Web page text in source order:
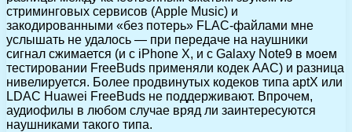
стриминговых сервисов (Apple Music) и
закодированными «без потерь» FLAC-файлами мне
услышать не удалось — при передаче на наушники
сигнал сжимается (и с iPhone X, и с Galaxy Note9 в моем
тестировании FreeBuds применяли кодек AAC) и разница
нивелируется. Более продвинутых кодеков типа aptX или
LDAC Huawei FreeBuds не поддерживают. Впрочем,
аудиофилы в любом случае вряд ли заинтересуются
наушниками такого типа.